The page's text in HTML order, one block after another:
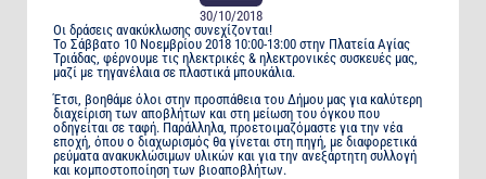
30/10/2018
Οι δράσεις ανακύκλωσης συνεχίζονται!
Το Σάββατο 10 Νοεμβρίου 2018 10:00-13:00 στην Πλατεία Αγίας
Τριάδας, φέρνουμε τις ηλεκτρικές & ηλεκτρονικές συσκευές μας,
μαζί με τηγανέλαια σε πλαστικά μπουκάλια.
Έτσι, βοηθάμε όλοι στην προσπάθεια του Δήμου μας για καλύτερη
διαχείριση των αποβλήτων και στη μείωση του όγκου που
οδηγείται σε ταφή. Παράλληλα, προετοιμαζόμαστε για την νέα
εποχή, όπου ο διαχωρισμός θα γίνεται στη πηγή, με διαφορετικά
ρεύματα ανακυκλώσιμων υλικών και για την ανεξάρτητη συλλογή
και κομποστοποίηση των βιοαποβλήτων.